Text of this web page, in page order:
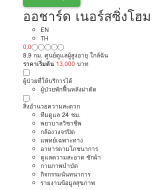
ออชาร์ด เนอร์สซิ่งโฮม
EN
TH
0.0
8.9 กม. ศูนย์ดูแลผู้สูงอายุ ใกล้ฉัน
ราคาเริ่มต้น 13,000 บาท
ผู้ป่วยที่ให้บริการได้
ผู้ป่วยพักฟื้นหลังผ่าตัด
สิ่งอำนวยความสะดวก
ทีมดูแล 24 ชม.
พยาบาลวิชาชีพ
กล้องวงจรปิด
แพทย์เฉพาะทาง
อาหารตามโภชนาการ
ดูแลความสะอาด ซักผ้า
กายภาพบำบัด
กิจกรรมนันทนาการ
รายงานข้อมูลสุขภาพ